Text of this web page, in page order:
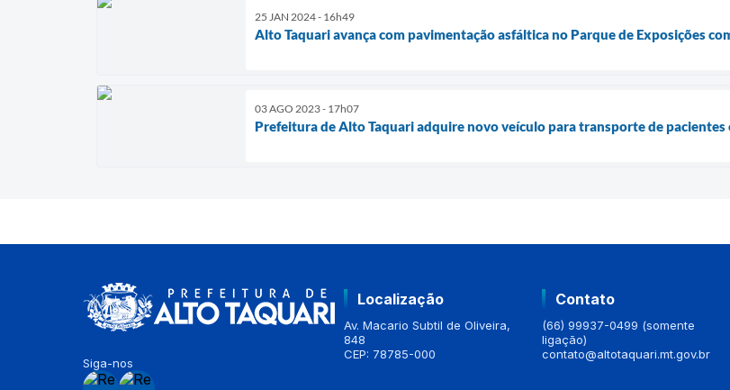
25 JAN 2024 - 16h49
Alto Taquari avança com pavimentação asfáltica no Parque de Exposições
03 AGO 2023 - 17h07
Prefeitura de Alto Taquari adquire novo veículo para transporte de
Siga-nos
Localização
Av. Macario Subtil de Oliveira,
848
CEP: 78785-000
Contato
(66) 99937-0499 (somente
ligação)
contato@altotaquari.mt.gov.br